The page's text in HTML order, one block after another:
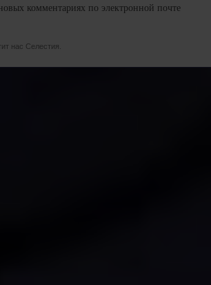
комментариях по электронной почте
нас Селестия.